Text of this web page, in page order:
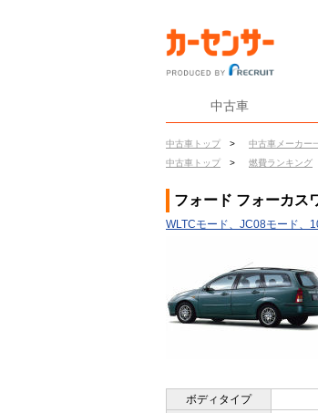
中古車
中古車トップ > 中古車メーカー
中古車トップ
> 燃費ランキング
フォード フォーカス
WLTCモード、JC08モード、
ボディタイプ